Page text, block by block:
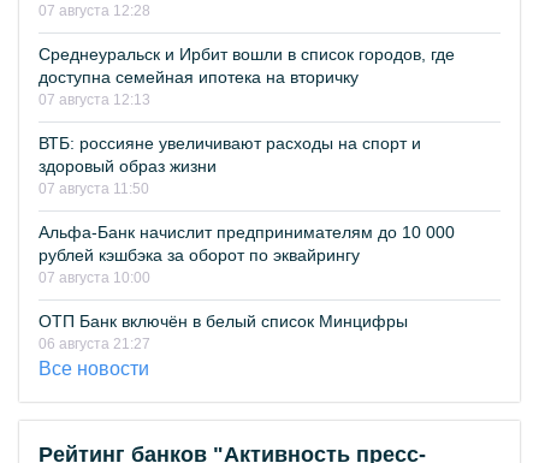
07 августа 12:28
Среднеуральск и Ирбит вошли в список городов, где
доступна семейная ипотека на вторичку
07 августа 12:13
ВТБ: россияне увеличивают расходы на спорт и
здоровый образ жизни
07 августа 11:50
Альфа-Банк начислит предпринимателям до 10 000
рублей кэшбэка за оборот по эквайрингу
07 августа 10:00
ОТП Банк включён в белый список Минцифры
06 августа 21:27
Все новости
Рейтинг банков "Активность пресс-